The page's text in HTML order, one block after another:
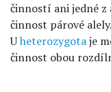
činností ani jedné
činnost párové
Uheterozygotaje
činnost obou